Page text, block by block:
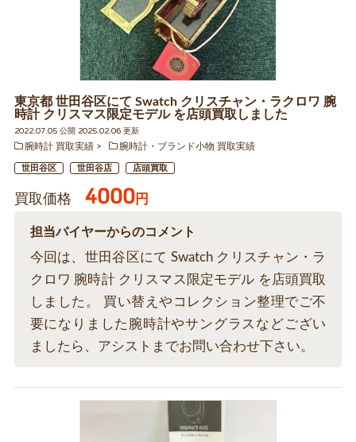
東京都 世田谷区にて Swatch クリスチャン・ラクロワ 腕
時計 クリスマス限定モデル を店頭買取しました
2022.07.05 公開 2025.02.06 更新
腕時計 買取実績
腕時計・ブランド小物 買取実績
世田谷区 世田谷店 店頭買取
買取価格 4000円
担当バイヤーからのコメント
今回は、世田谷区にて Swatch クリスチャン・ラ
クロワ 腕時計 クリスマス限定モデル を店頭買取
しました。 買い替えやコレクション整理でご不
要になりました腕時計やサングラスなどござい
ましたら、アシストまでお問い合わせ下さい。